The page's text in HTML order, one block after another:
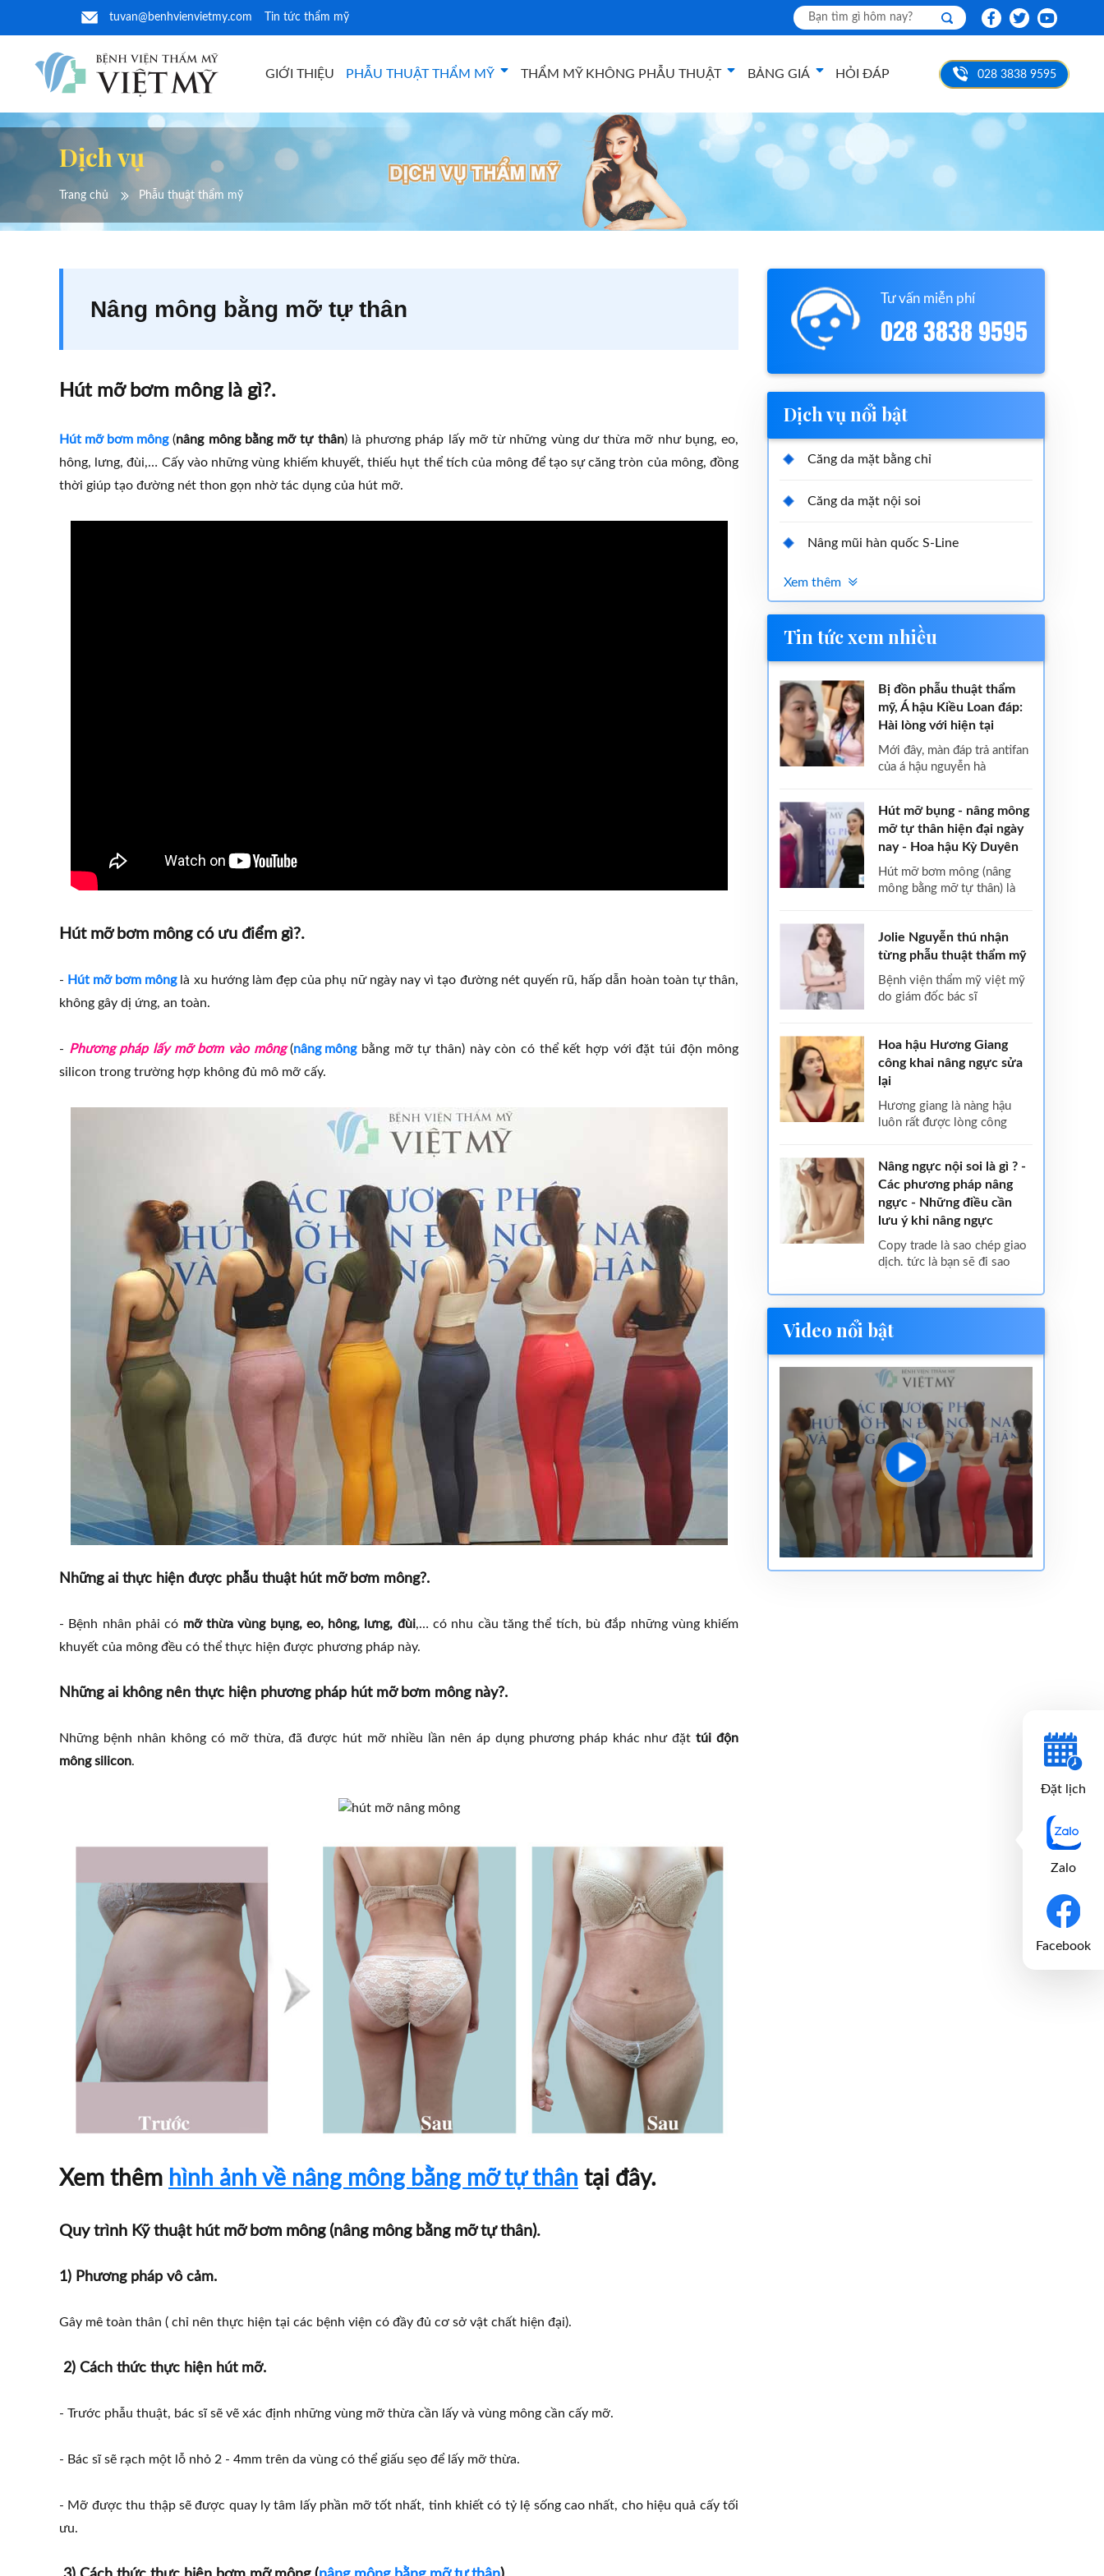
tuvan@benhvienvietmy.com Tin tức thẩm mỹ
GIỚI THIỆU PHẪU THUẬT THẨM MỸ THẨM MỸ KHÔNG PHẪU THUẬT BẢNG GIÁ HỎI ĐÁP 028 3838 9595
Dịch vụ
Trang chủ Phẫu thuật thẩm mỹ
Nâng mông bằng mỡ tự thân
Hút mỡ bơm mông là gì?.
Hút mỡ bơm mông(nâng mông bằng mỡ tự thân) là phương pháp lấy mỡ từ những vùng dư thừa mỡ như bụng, eo,
hông, lưng, đùi,… Cấy vào những vùng khiếm khuyết, thiếu hụt thể tích của mông để tạo sự căng tròn của mông, đồng
thời giúp tạo đường nét thon gọn nhờ tác dụng của hút mỡ.
Hút mỡ bơm mông có ưu điểm gì?.
- Hút mỡ bơm mônglà xu hướng làm đẹp của phụ nữ ngày nay vì tạo đường nét quyến rũ, hấp dẫn hoàn toàn tự thân,
không gây dị ứng, an toàn.
- Phương pháp lấy mỡ bơm vào mông(nâng môngbằng mỡ tự thân) này còn có thể kết hợp với đặt túi độn mông
silicon trong trường hợp không đủ mô mỡ cấy.
Những ai thực hiện được phẫu thuật hút mỡ bơm mông?.
- Bệnh nhân phải có mỡ thừa vùng bụng, eo, hông, lưng, đùi,… có nhu cầu tăng thể tích, bù đắp những vùng khiếm
khuyết của mông đều có thể thực hiện được phương pháp này.
Những ai không nên thực hiện phương pháp hút mỡ bơm mông này?.
Những bệnh nhân không có mỡ thừa, đã được hút mỡ nhiều lần nên áp dụng phương pháp khác như đặttúi độn
mông silicon.
Xem thêm hình ảnh về nâng mông bằng mỡ tự thân tại đây.
Quy trình Kỹ thuật hút mỡ bơm mông (nâng mông bằng mỡ tự thân).
1) Phương pháp vô cảm.
Gây mê toàn thân ( chỉ nên thực hiện tại các bệnh viện có đầy đủ cơ sở vật chất hiện đại).
2) Cách thức thực hiện hút mỡ.
- Trước phẫu thuật, bác sĩ sẽ vẽ xác định những vùng mỡ thừa cần lấy và vùng mông cần cấy mỡ.
- Bác sĩ sẽ rạch một lỗ nhỏ 2 - 4mm trên da vùng có thể giấu sẹo để lấy mỡ thừa.
- Mỡ được thu thập sẽ được quay ly tâm lấy phần mỡ tốt nhất, tinh khiết có tỷ lệ sống cao nhất, cho hiệu quả cấy tối
ưu.
Tư vấn miễn phí
028 3838 9595
Dịch vụ nổi bật
Căng da mặt bằng chỉ
Căng da mặt nội soi
Nâng mũi hàn quốc S-Line
Xem thêm
Tin tức xem nhiều
Bị đồn phẫu thuật thẩm
mỹ, Á hậu Kiều Loan đáp:
Hài lòng với hiện tại
mới đây, màn đáp trả antifan
của á hậu nguyễn hà
Hút mỡ bụng - nâng mông
mỡ tự thân hiện đại ngày
nay - Hoa hậu Kỳ Duyên
hút mỡ bơm mông (nâng
mông bằng mỡ tự thân) là
Jolie Nguyễn thú nhận
từng phẫu thuật thẩm mỹ
bệnh viện thẩm mỹ việt mỹ
do giám đốc bác sĩ
Hoa hậu Hương Giang
công khai nâng ngực sửa
lại
hương giang là nàng hậu
luôn rất được lòng công
Nâng ngực nội soi là gì ? -
Các phương pháp nâng
ngực - Những điều cần
lưu ý khi nâng ngực
copy trade là sao chép giao
dịch. tức là bạn sẽ đi sao
Video nổi bật
Đặt lịch
Zalo
Facebook